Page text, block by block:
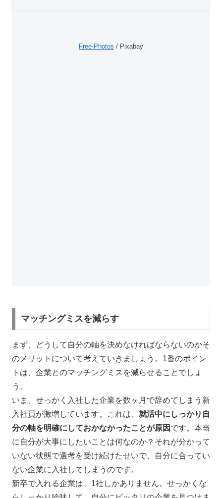
Free-Photos / Pixabay
マッチングミスを減らす
まず、どうして自分の軸を決めなければならないのかそ
のメリットについて考えていきましょう。1番のポイン
トは、企業とのマッチングミスを減らせることでしょ
う。
いま、せっかく入社した企業を数ヶ月で辞めてしまう新
入社員が激増しています。これは、 就活中にしっかり自
分の軸を明確にしておかなかったことが原因 です。本当
に自分が大事にしたいことは何なのか？それが分かって
いない状態で選考を受け続けたせいで、自分に合ってい
ない企業に入社してしまうのです。
新卒で入れる企業は、1社しかありません。せっかくな